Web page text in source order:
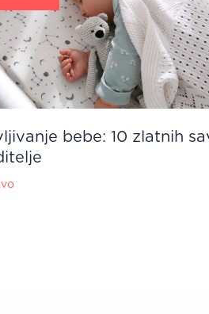
bebe: 10 zlatnih